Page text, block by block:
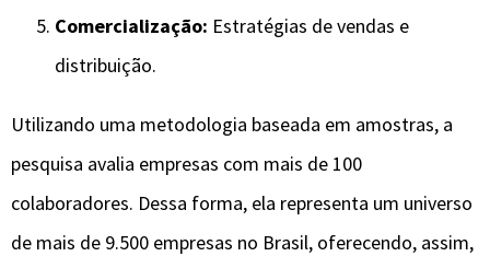
Comercialização: Estratégias de vendas e
distribuição.
Utilizando uma metodologia baseada em amostras, a
pesquisa avalia empresas com mais de 100
colaboradores. Dessa forma, ela representa um universo
de mais de 9.500 empresas no Brasil, oferecendo, assim,